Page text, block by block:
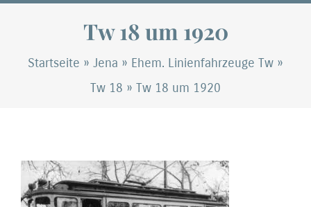
Tw 18 um 1920
Startseite » Jena » Ehem. Linienfahrzeuge Tw »
Tw 18 » Tw 18 um 1920